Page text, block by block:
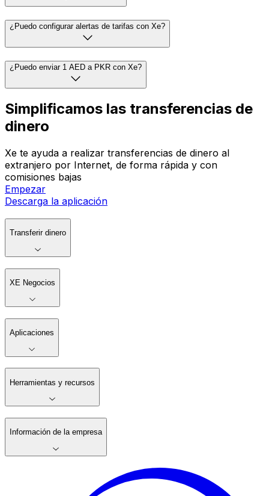
¿Puedo configurar alertas de tarifas con Xe?
¿Puedo enviar 1 AED a PKR con Xe?
Simplificamos las transferencias de
dinero
Xe te ayuda a realizar transferencias de dinero al
extranjero por Internet, de forma rápida y con
comisiones bajas
Empezar
Descarga la aplicación
Transferir dinero
XE Negocios
Aplicaciones
Herramientas y recursos
Información de la empresa